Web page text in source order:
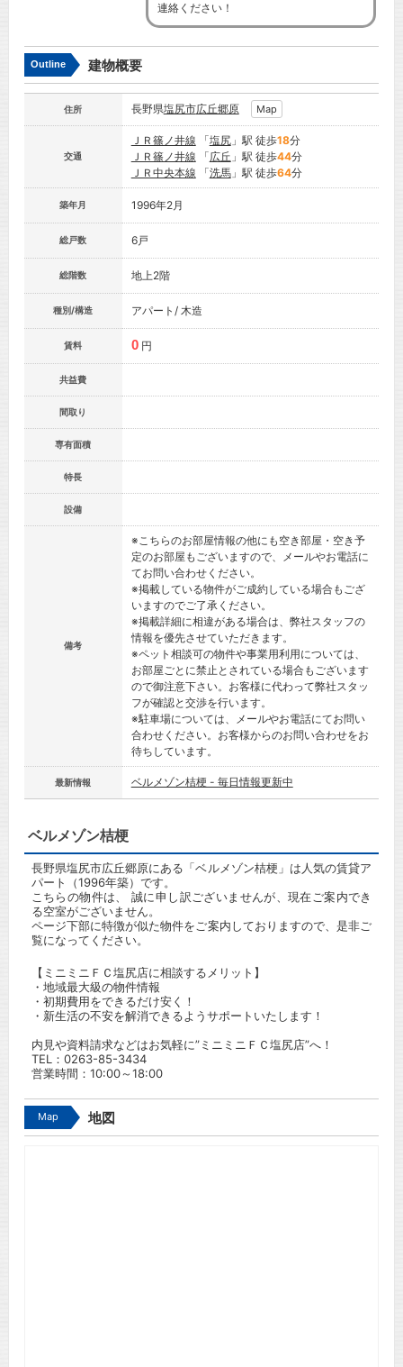
連絡ください！
Outline 建物概要
住所 長野県塩尻市広丘郷原 Map
交通
ＪＲ篠ノ井線 「塩尻」駅 徒歩18分
ＪＲ篠ノ井線 「広丘 」駅 徒歩44分
ＪＲ中央本線 「洗馬」駅 徒歩64分
築年月 1996年2月
総戸数 6戸
総階数 地上2階
種別/構造 アパート/ 木造
賃料 0 円
共益費
間取り
専有面積
特長
設備
備考
※こちらのお部屋情報の他にも空き部屋・空き予
定のお部屋もございますので、メールやお電話に
てお問い合わせください。
※掲載している物件がご成約している場合もござ
いますのでご了承ください。
※掲載詳細に相違がある場合は、弊社スタッフの
情報を優先させていただきます。
※ペット相談可の物件や事業用利用については、
お部屋ごとに禁止とされている場合もございます
ので御注意下さい。お客様に代わって弊社スタッ
フが確認と交渉を行います。
※駐車場については、メールやお電話にてお問い
合わせください。お客様からのお問い合わせをお
待ちしています。
最新情報 ベルメゾン桔梗 - 毎日情報更新中
ベルメゾン桔梗
長野県塩尻市広丘郷原にある「ベルメゾン桔梗」は人気の賃貸ア
パート（1996年築）です。
こちらの物件は、 誠に申し訳ございませんが、現在ご案内でき
る空室がございません。
ページ下部に特徴が似た物件をご案内しておりますので、是非ご
覧になってください。
【ミニミニＦＣ塩尻店に相談するメリット】
・地域最大級の物件情報
・初期費用をできるだけ安く！
・新生活の不安を解消できるようサポートいたします！
内見や資料請求などはお気軽に”ミニミニＦＣ塩尻店”へ！
TEL：0263-85-3434
営業時間：10:00～18:00
Map 地図